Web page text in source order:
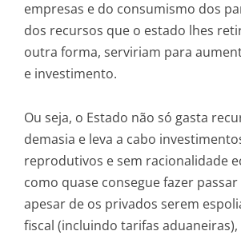
empresas e do consumismo dos
dos recursos que o estado lhes
outra forma, serviriam para
e investimento.
Ou seja, o Estado não só gasta
demasia e leva a cabo
reprodutivos e sem racionalidade
como quase consegue fazer
apesar de os privados serem
fiscal (incluindo tarifas